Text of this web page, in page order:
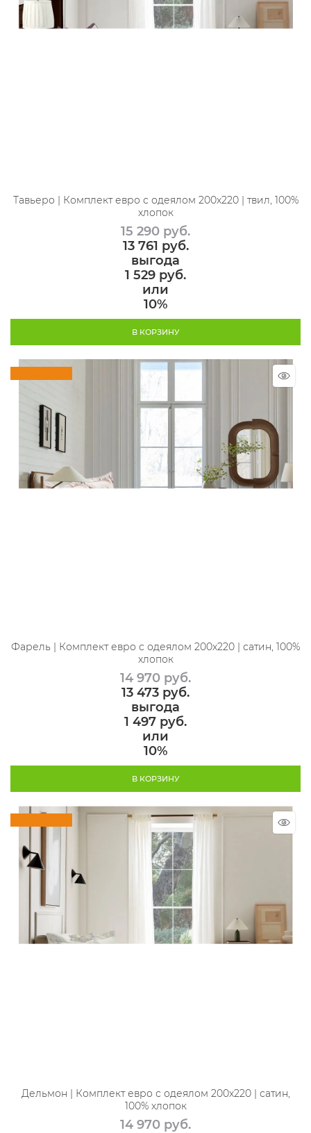
Тавьеро | Комплект евро с одеялом 200х220 | твил, 100%
хлопок
15 290 руб.
13 761 руб.
выгода
1 529 руб.
или
10%
В КОРЗИНУ
Фарель | Комплект евро с одеялом 200х220 | сатин, 100%
хлопок
14 970 руб.
13 473 руб.
выгода
1 497 руб.
или
10%
В КОРЗИНУ
Дельмон | Комплект евро с одеялом 200х220 | сатин,
100% хлопок
14 970 руб.